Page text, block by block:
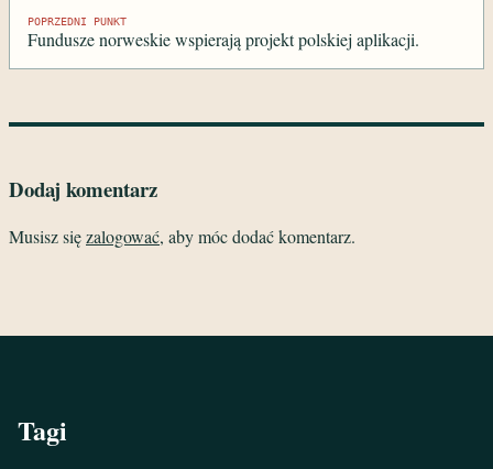
Nawigacja
wpisu
POPRZEDNI PUNKT
Fundusze norweskie wspierają projekt polskiej aplikacji.
Dodaj komentarz
Musisz sięzalogować, aby móc dodać komentarz.
Tagi